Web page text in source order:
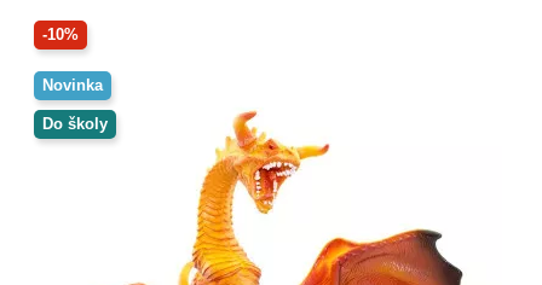
-10%
Novinka
Do školy